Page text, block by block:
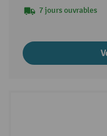
7 jours ouvrables